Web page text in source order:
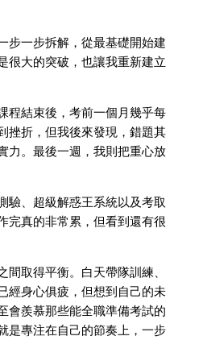
步一步拆解，從最基礎開始建
很大的突破，也讓我重新建立
程結束後，考前一個月幾乎每
挫折，但我後來發現，錯題其
力。最後一週，我則把重心放
驗、超級解惑王系統以及考取
完真的非常累，但看到還有很
取得平衡。白天帶隊訓練、
經身心俱疲，但想到自己的未
會羨慕那些能全職準備考試的
是專注在自己的節奏上，一步